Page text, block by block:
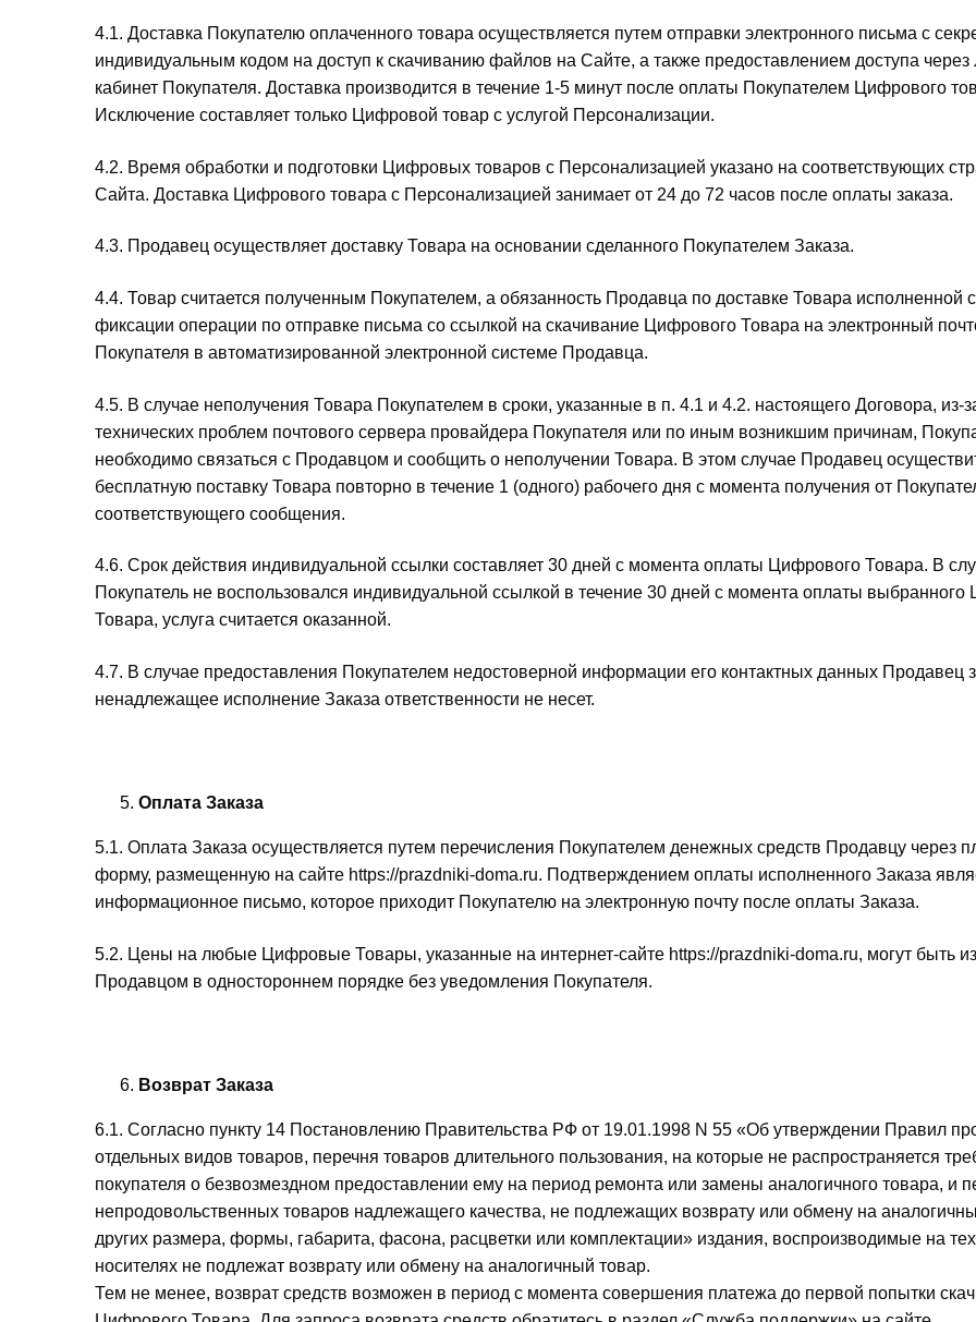
4.1. Доставка Покупателю оплаченного товара осуществляется путем отправки электронного письма с
индивидуальным кодом на доступ к скачиванию файлов на Сайте, а также предоставлением доступа
кабинет Покупателя. Доставка производится в течение 1-5 минут после оплаты Покупателем Цифрового
Исключение составляет только Цифровой товар с услугой Персонализации.
4.2. Время обработки и подготовки Цифровых товаров с Персонализацией указано на соответствующих
Сайта. Доставка Цифрового товара с Персонализацией занимает от 24 до 72 часов после оплаты заказа.
4.3. Продавец осуществляет доставку Товара на основании сделанного Покупателем Заказа.
4.4. Товар считается полученным Покупателем, а обязанность Продавца по доставке Товара исполненной
фиксации операции по отправке письма со ссылкой на скачивание Цифрового Товара на электронный
Покупателя в автоматизированной электронной системе Продавца.
4.5. В случае неполучения Товара Покупателем в сроки, указанные в п. 4.1 и 4.2. настоящего Договора, из-
технических проблем почтового сервера провайдера Покупателя или по иным возникшим причинам,
необходимо связаться с Продавцом и сообщить о неполучении Товара. В этом случае Продавец
бесплатную поставку Товара повторно в течение 1 (одного) рабочего дня с момента получения от
соответствующего сообщения.
4.6. Срок действия индивидуальной ссылки составляет 30 дней с момента оплаты Цифрового Товара. В
Покупатель не воспользовался индивидуальной ссылкой в течение 30 дней с момента оплаты выбранного
Товара, услуга считается оказанной.
4.7. В случае предоставления Покупателем недостоверной информации его контактных данных Продавец
ненадлежащее исполнение Заказа ответственности не несет.
Оплата Заказа
5.1. Оплата Заказа осуществляется путем перечисления Покупателем денежных средств Продавцу через
форму, размещенную на сайте https://prazdniki-doma.ru. Подтверждением оплаты исполненного Заказа
информационное письмо, которое приходит Покупателю на электронную почту после оплаты Заказа.
5.2. Цены на любые Цифровые Товары, указанные на интернет-сайте https://prazdniki-doma.ru, могут быть
Продавцом в одностороннем порядке без уведомления Покупателя.
Возврат Заказа
6.1. Согласно пункту 14 Постановлению Правительства РФ от 19.01.1998 N 55 «Об утверждении Правил
отдельных видов товаров, перечня товаров длительного пользования, на которые не распространяется
покупателя о безвозмездном предоставлении ему на период ремонта или замены аналогичного товара, и
непродовольственных товаров надлежащего качества, не подлежащих возврату или обмену на
других размера, формы, габарита, фасона, расцветки или комплектации» издания, воспроизводимые на
носителях не подлежат возврату или обмену на аналогичный товар.
Тем не менее, возврат средств возможен в период с момента совершения платежа до первой попытки